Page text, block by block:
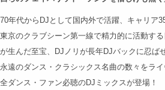
70年代からDJとして国内外で活躍、キャリア
東京のクラブシーン第一線で精力的に活動す
が生んだ至宝、DJノリが長年DJバックに忍ば
永遠のダンス・クラシックス名曲の数々をラ
全ダンス・ファン必聴のDJミックスが登場！